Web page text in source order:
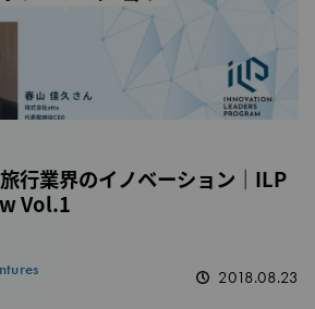
行業界のイノベーション｜ILP
Vol.1
2018.08.23